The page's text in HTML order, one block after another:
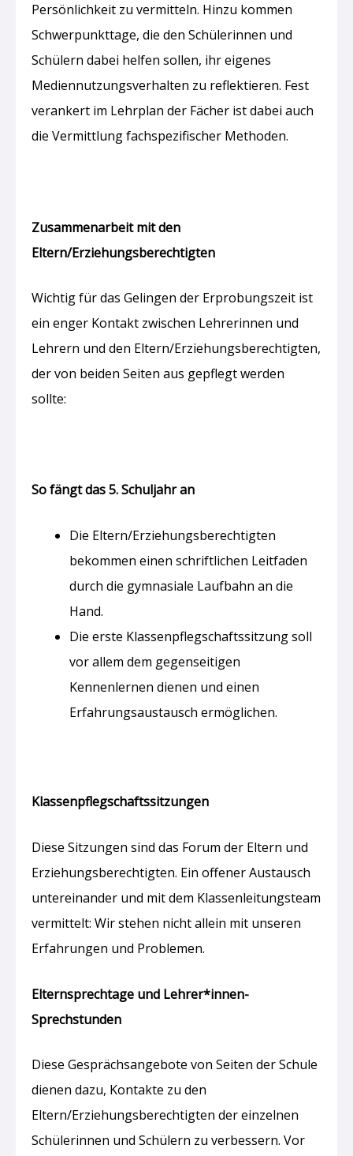
Persönlichkeit zu vermitteln. Hinzu kommen
Schwerpunkttage, die den Schülerinnen und
Schülern dabei helfen sollen, ihr eigenes
Mediennutzungsverhalten zu reflektieren. Fest
verankert im Lehrplan der Fächer ist dabei auch
die Vermittlung fachspezifischer Methoden.
Zusammenarbeit mit den
Eltern/Erziehungsberechtigten
Wichtig für das Gelingen der Erprobungszeit ist
ein enger Kontakt zwischen Lehrerinnen und
Lehrern und den Eltern/Erziehungsberechtigten,
der von beiden Seiten aus gepflegt werden
sollte:
So fängt das 5. Schuljahr an
Die Eltern/Erziehungsberechtigten
bekommen einen schriftlichen Leitfaden
durch die gymnasiale Laufbahn an die
Hand.
Die erste Klassenpflegschaftssitzung soll
vor allem dem gegenseitigen
Kennenlernen dienen und einen
Erfahrungsaustausch ermöglichen.
Klassenpflegschaftssitzungen
Diese Sitzungen sind das Forum der Eltern und
Erziehungsberechtigten. Ein offener Austausch
untereinander und mit dem Klassenleitungsteam
vermittelt: Wir stehen nicht allein mit unseren
Erfahrungen und Problemen.
Elternsprechtage und Lehrer*innen-
Sprechstunden
Diese Gesprächsangebote von Seiten der Schule
dienen dazu, Kontakte zu den
Eltern/Erziehungsberechtigten der einzelnen
Schülerinnen und Schülern zu verbessern. Vor